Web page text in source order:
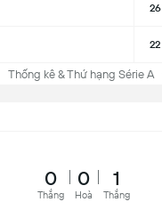
26
22
Thống kê & Thứ hạng Série A
0
Thắng
0
Hoà
1
Thắng